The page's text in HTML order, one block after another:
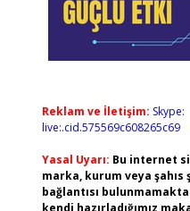
Reklam ve İletişim: Skype:
live:.cid.575569c608265c69
Yasal Uyarı: Bu internet
marka, kurum veya
bağlantısı
kendi hazırladığımız